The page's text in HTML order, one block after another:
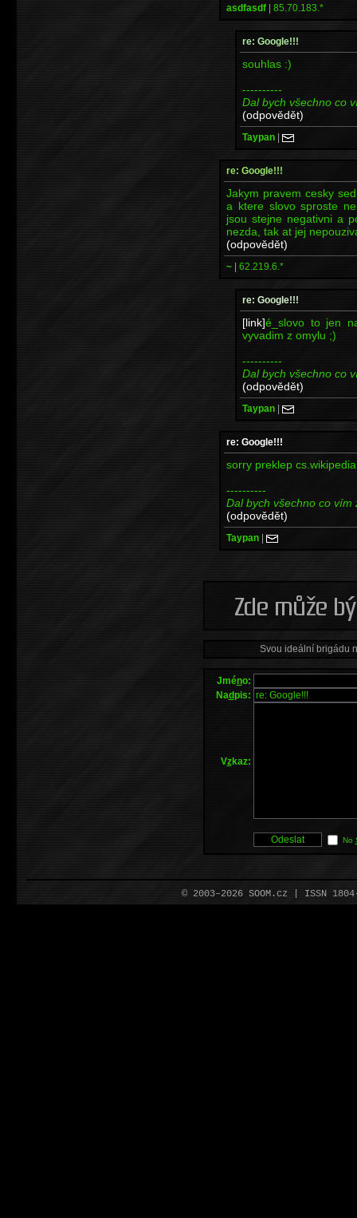
asdfasdf | 85.70.183.*
re: Google!!!
souhlas :)
----------
Dal bych všechno co
(odpovědět)
Taypan |
re: Google!!!
Jakym pravem cesky
a ktere slovo sproste
jsou stejne negativni a
nezda, tak at jej
(odpovědět)
~ | 62.219.6.*
re: Google!!!
[link]é_slovo to jen
vyvadim z omylu ;)
----------
Dal bych všechno co
(odpovědět)
Taypan |
re: Google!!!
sorry preklep
----------
Dal bych všechno co
(odpovědět)
Taypan |
Svou ideální brigádu
Jméno:
Nadpis:
Vzkaz:
No
© 2003–2026 SOOM.cz | ISSN